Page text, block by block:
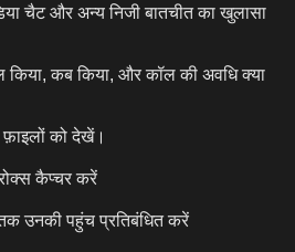
चैट और अन्य निजी बातचीत का खुलासा
किया, कब किया, और कॉल की अवधि क्या
को देखें।
कैप्चर करें
उनकी पहुंच प्रतिबंधित करें